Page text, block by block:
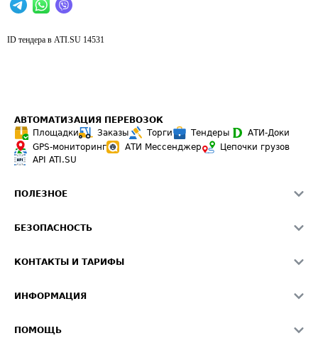
ID тендера в ATI.SU 14531
АВТОМАТИЗАЦИЯ ПЕРЕВОЗОК
Площадки
Заказы Торги Тендеры
АТИ-Доки
GPS-мониторинг
АТИ Мессенджер
Цепочки грузов
API ATI.SU
ПОЛЕЗНОЕ
Звезды ATI.SU на вашем сайте
Средние ставки
БЕЗОПАСНОСТЬ
Светофор+
О формировании Паспорта
КОНТАКТЫ И ТАРИФЫ
Реклама на сайте
ИНФОРМАЦИЯ
ПОМОЩЬ